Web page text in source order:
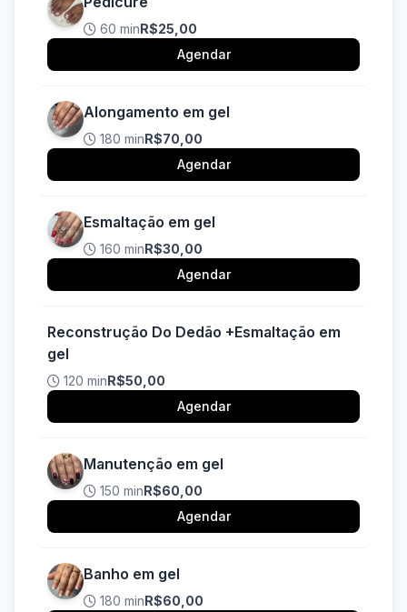
60 minR$25,00
Agendar
Alongamento em gel
180 minR$70,00
Agendar
Esmaltação em gel
160 minR$30,00
Agendar
Reconstrução Do Dedão +Esmaltação em
gel
120 minR$50,00
Agendar
Manutenção em gel
150 minR$60,00
Agendar
Banho em gel
180 minR$60,00